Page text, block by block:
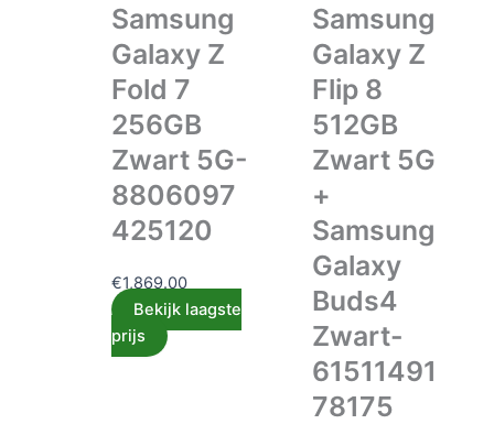
Samsung
Galaxy Z
Fold 7
256GB
Zwart 5G-
8806097
425120
€1,869.00
Bekijk laagste
prijs
Samsung
Galaxy Z
Flip 8
512GB
Zwart 5G
+
Samsung
Galaxy
Buds4
Zwart-
61511491
78175